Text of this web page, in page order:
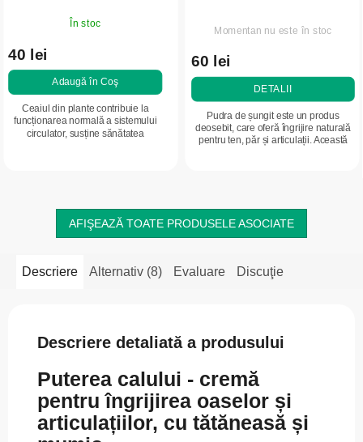
În stoc
40 lei
Adaugă în Coş
Ceaiul din plante contribuie la
funcționarea normală a sistemului
circulator, susține sănătatea
Momentan nu este în stoc
60 lei
DETALII
Pudra de șungit este un produs
deosebit, care oferă îngrijire naturală
pentru ten, păr și articulații. Această
AFIŞEAZĂ TOATE PRODUSELE ASOCIATE
Descriere Alternativ (8) Evaluare Discuţie
Descriere detaliată a produsului
Puterea calului - cremă
pentru îngrijirea oaselor și
articulațiilor, cu tătăneasă și